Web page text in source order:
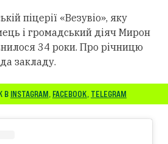
піцерії «Везувіо», яку
і громадський діяч Мирон
34 роки. Про річницю
закладу.
В INSTAGRAM, FACEBOOK, TELEGRAM